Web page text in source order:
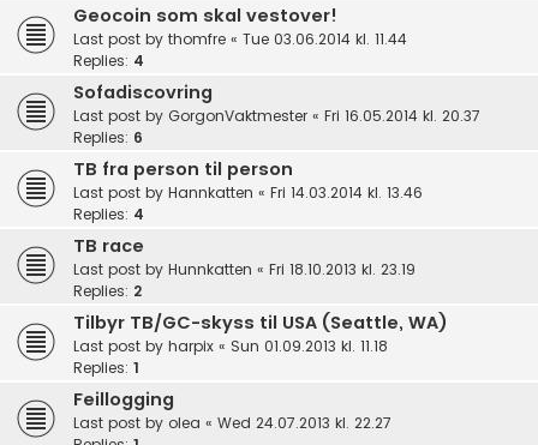
Geocoin som skal vestover!
Last post by thomfre « Tue 03.06.2014 kl. 11.44
Replies: 4
Sofadiscovring
Last post by GorgonVaktmester « Fri 16.05.2014 kl. 20.37
Replies: 6
TB fra person til person
Last post by Hannkatten « Fri 14.03.2014 kl. 13.46
Replies: 4
TB race
Last post by Hunnkatten « Fri 18.10.2013 kl. 23.19
Replies: 2
Tilbyr TB/GC-skyss til USA (Seattle, WA)
Last post by harpix « Sun 01.09.2013 kl. 11.18
Replies: 1
Feillogging
Last post by olea « Wed 24.07.2013 kl. 22.27